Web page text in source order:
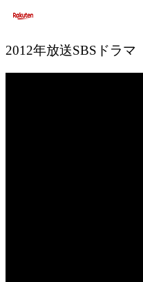
2012年放送SBSドラマ